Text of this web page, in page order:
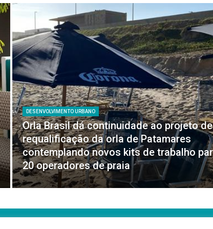
DESENVOLVIMENTO URBANO
Orla Brasil dá continuidade ao projeto de
requalificação da orla de Patamares
contemplando novos kits de trabalho
20 operadores de praia